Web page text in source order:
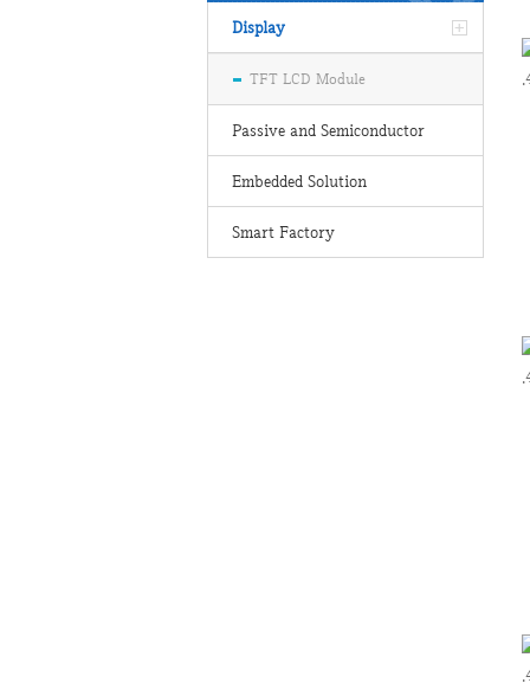
Display
TFT LCD Module
Passive and Semiconductor
Embedded Solution
Smart Factory